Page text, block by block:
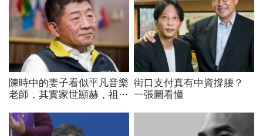
陳時中的妻子看似平凡音樂
老師，其實家世顯赫，祖父
「陳時中戀愛史」
街口支付真有中資撐腰？
一張圖看懂